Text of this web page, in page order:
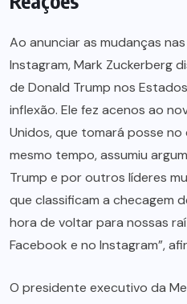
Ao anunciar as mudanças
Instagram, Mark Zuckerberg
de Donald Trump nos
inflexão. Ele fez acenos ao
Unidos, que tomará posse
mesmo tempo, assumiu
Trump e por outros líderes
que classificam a checagem
hora de voltar para nossas
Facebook e no Instagram”,
O presidente executivo da